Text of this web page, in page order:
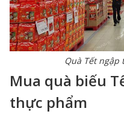
Quà Tết
Mua quà biếu
thực phẩm